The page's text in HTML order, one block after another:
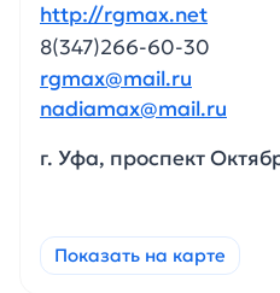
http://rgmax.net
8(347)266-60-30
rgmax@mail.ru
nadiamax@mail.ru
г. Уфа, проспект
Показать на карте